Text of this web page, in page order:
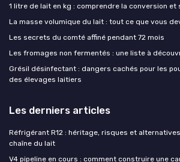
1 litre de lait en kg : comprendre la conversion et
La masse volumique du lait : tout ce que vous
Les secrets du comté affiné pendant 72 mois
Les fromages non fermentés : une liste à
Grésil désinfectant : dangers cachés pour les
des élevages laitiers
Les derniers articles
Réfrigérant R12 : héritage, risques et
chaîne du lait
V4 pipeline en cours : comment construire une